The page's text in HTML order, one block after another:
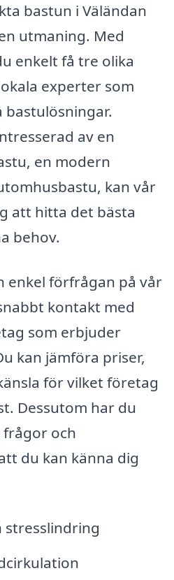
bastun i Väländan
utmaning. Med
enkelt få tre olika
experter som
bastulösningar.
av en
en modern
kan vår
att hitta det bästa
behov.
enkel förfrågan på vår
kontakt med
som erbjuder
kan jämföra priser,
för vilket företag
Dessutom har du
och
du kan känna dig
stresslindring